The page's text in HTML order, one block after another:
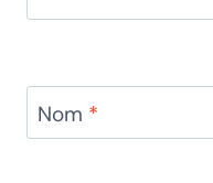
Nom *